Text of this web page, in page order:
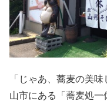
「じゃあ、蕎麦の美
山市にある「蕎麦処